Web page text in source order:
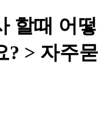
할때 어떻
? > 자주묻